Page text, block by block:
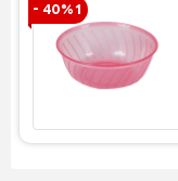
- 40% 1